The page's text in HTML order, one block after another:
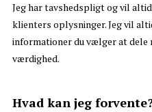
Jeg har tavshedspligt og vil
klienters oplysninger. Jeg vil
informationer du vælger at dele
værdighed.
Hvad kan jeg